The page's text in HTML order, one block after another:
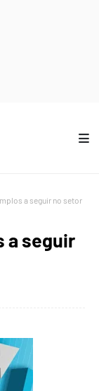
a seguir no setor
a seguir